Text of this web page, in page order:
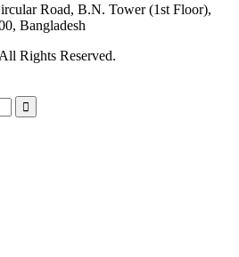
Road, B.N. Tower (1st Floor),
Bangladesh
All Rights Reserved.